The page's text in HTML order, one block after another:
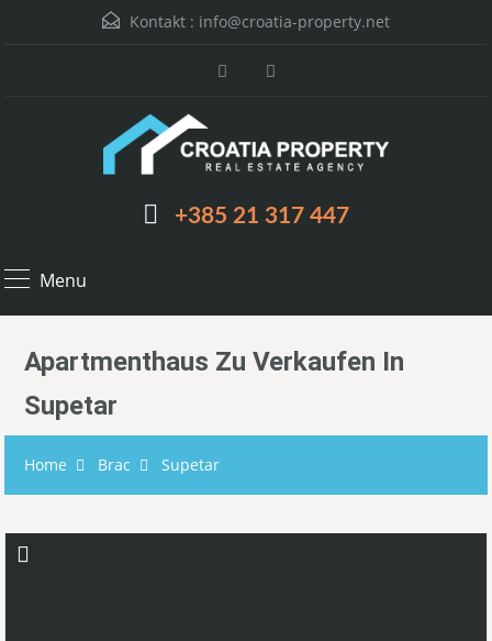
Kontakt : info@croatia-property.net
+385 21 317 447
Menu
Apartmenthaus Zu Verkaufen In
Supetar
Home Brac Supetar